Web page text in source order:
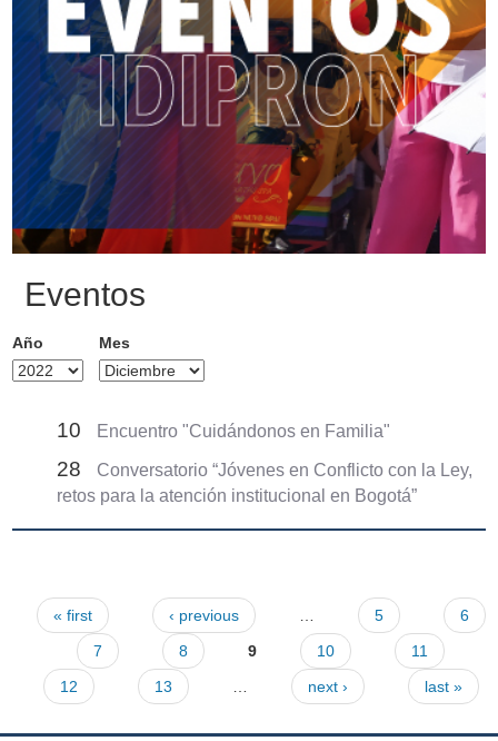
Eventos
Año Mes
10 Encuentro "Cuidándonos en Familia"
28
Conversatorio “Jóvenes en Conflicto con la Ley,
retos para la atención institucional en Bogotá”
Pages
« first ‹ previous 5
6
7
8 9 10
11
12
13 next › last »